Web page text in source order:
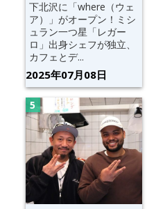
下北沢に「where（ウェ
ア）」がオープン！ミシ
ュラン一つ星「レガー
ロ」出身シェフが独立、
カフェとデ...
2025年07月08日